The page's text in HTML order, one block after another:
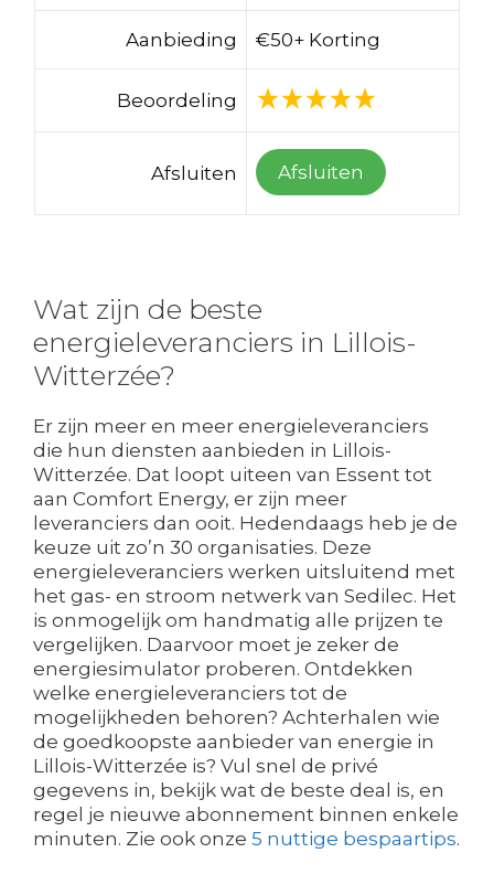
Aanbieding €50+ Korting
Beoordeling
Afsluiten Afsluiten
Wat zijn de beste
energieleveranciers in Lillois-
Witterzée?
Er zijn meer en meer energieleveranciers
die hun diensten aanbieden in Lillois-
Witterzée. Dat loopt uiteen van Essent tot
aan Comfort Energy, er zijn meer
leveranciers dan ooit. Hedendaags heb je de
keuze uit zo’n 30 organisaties. Deze
energieleveranciers werken uitsluitend met
het gas- en stroom netwerk van Sedilec. Het
is onmogelijk om handmatig alle prijzen te
vergelijken. Daarvoor moet je zeker de
energiesimulator proberen. Ontdekken
welke energieleveranciers tot de
mogelijkheden behoren? Achterhalen wie
de goedkoopste aanbieder van energie in
Lillois-Witterzée is? Vul snel de privé
gegevens in, bekijk wat de beste deal is, en
regel je nieuwe abonnement binnen enkele
minuten. Zie ook onze 5 nuttige bespaartips.